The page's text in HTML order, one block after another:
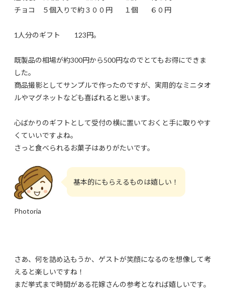
チョコ ５個入りで約３００円 １個 ６０円
1人分のギフト 123円。
既製品の相場が約300円から500円なのでとてもお得にできま
した。
商品撮影としてサンプルで作ったのですが、実用的なミニタオ
ルやマグネットなども喜ばれると思います。
心ばかりのギフトとして受付の横に置いておくと手に取りやす
くていいですよね。
さっと食べられるお菓子はありがたいです。
Photoria
基本的にもらえるものは嬉しい！
さあ、何を詰め込もうか、ゲストが笑顔になるのを想像して考
えると楽しいですね！
まだ挙式まで時間がある花嫁さんの参考となれば嬉しいです。